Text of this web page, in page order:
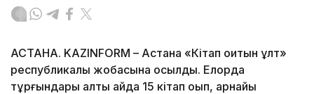
АСТАНА. KAZINFORM – Астана «Кітап оқитын ұлт»
республикалық жобасына қосылды. Елорда
тұрғындары алты айда 15 кітап оқып, арнайы